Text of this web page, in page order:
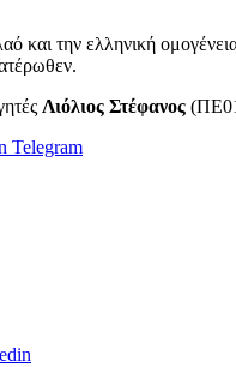
και την ελληνική
Λιόλιος Στέφανος
Telegram